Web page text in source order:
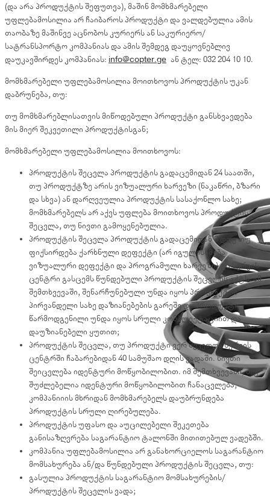
(და არა პროდუქტის შეფუთვა), მაშინ მომხმარებელი
უფლებამოსილია არ ჩაიბაროს პროდუქტი და ვალდებულია ამის
თაობაზე მაშინვე აცნობოს კურიერს ან საკურიერო/
სატრანსპორტო კომპანიას და ამის შემდეგ დაუყოვნებლივ
დაუკავშირდეს კომპანიას: info@copter.ge ან ტელ: 032 204 10 10.
მომხმარებელი უფლებამოსილია მოითხოვოს პროდუქტის უკან
დაბრუნება, თუ:
თუ მომხმარებლისათვის მიწოდებული პროდუქტი განსხვავდება
მის მიერ შეკვეთილი პროდუქტისგან;
მომხმარებელი უფლებამოსილია მოითხოვოს:
პროდუქტის შეცვლა პროდუქტის გადაცემიდან 24 საათში,
თუ პროდუქტზე არის ვიზუალური ხარვეზი (ნაკაწრი, ბზარი
და სხვა) ან დარღვეულია პროდუქტის სასაქონლო სახე;
მომხმარებელს არ აქვს უფლება მოითხოვოს პროდუქტის
შეცვლა, თუ ნივთი გამოყენებულია.
პროდუქტის შეცვლა პროდუქტის გადაცემიდან 3 დღე თუ
ფიქსირდება ქარხნული დეფექტი (არ იგულისხმება
ვიზუალური დეფექტი და პროგრამული ხარვეზი) და სერვის
ცენტრი გასცემს წუნდებული პროდუქტის შეცვლის აქტს. ამ
შემთხვევაში, შენარჩუნებული უნდა იყოს პროდუქტის
პირვანდელი სახე დაზიანებების გარეშე და პროდუქტი
წარმოდგენილი უნდა იყოს სრული კომპლექტაციით და
დაუზიანებელი ყუთით;
პროდუქტის შეცვლა, თუ პროდუქტი ვერ შეკეთდა სერვის
ცენტრში ჩაბარებიდან 40 სამუშაო დღის ვადაში. ნივთი
შეიცვლება იდენტური მოწყობილობით. იმ შემთხვევაში, თუ
შუძლებელია იდენტური მოწყობილობით ჩანაცვლება,
კომპანიიის მხრიდან მომხმარებელს დაუბრუნდება
პროდუქტის სრული ღირებულება.
პროდუქტის უფასო და აუცილებელი შეკეთება
განისაზღვრება საგარანტიო ტალონში მითითებულ ვადებში.
კომპანია უფლებამოსილია არ განახორციელოს საგარანტიო
მომსახურება ან/და წუნდებული პროდუქტის შეცვლა, თუ:
გასულია პროდუქტის საგარანტიო მომსახურების/
პროდუქტის შეცვლის ვადა;